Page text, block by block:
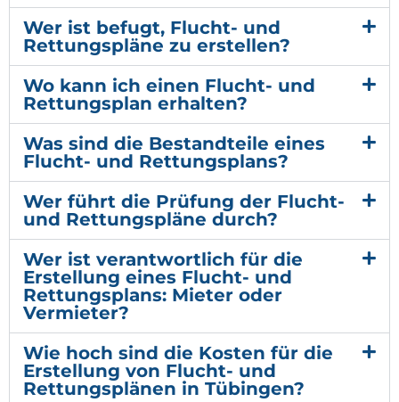
Wer ist befugt, Flucht- und
Rettungspläne zu erstellen?
Wo kann ich einen Flucht- und
Rettungsplan erhalten?
Was sind die Bestandteile eines
Flucht- und Rettungsplans?
Wer führt die Prüfung der Flucht-
und Rettungspläne durch?
Wer ist verantwortlich für die
Erstellung eines Flucht- und
Rettungsplans: Mieter oder
Vermieter?
Wie hoch sind die Kosten für die
Erstellung von Flucht- und
Rettungsplänen in Tübingen?